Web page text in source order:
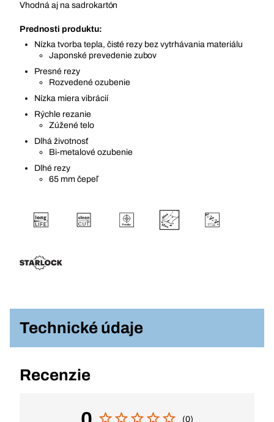
Vhodná aj na sadrokartón
Prednosti produktu:
Nízka tvorba tepla, čisté rezy bez vytrhávania materiálu
Japonské prevedenie zubov
Presné rezy
Rozvedené ozubenie
Nízka miera vibrácií
Rýchle rezanie
Zúžené telo
Dlhá životnosť
Bi-metalové ozubenie
Dlhé rezy
65 mm čepeľ
Technické údaje
Recenzie
(0)